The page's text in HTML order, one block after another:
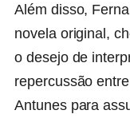
Além disso,
novela original,
o desejo de
repercussão
Antunes para